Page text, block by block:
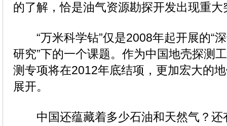
的了解，恰是油气资源勘探开发出现重大
“万米科学钻”仅是2008年起开展的“
研究”下的一个课题。作为中国地壳探测
测专项将在2012年底结项，更加宏大的
展开。
中国还蕴藏着多少石油和天然气？还